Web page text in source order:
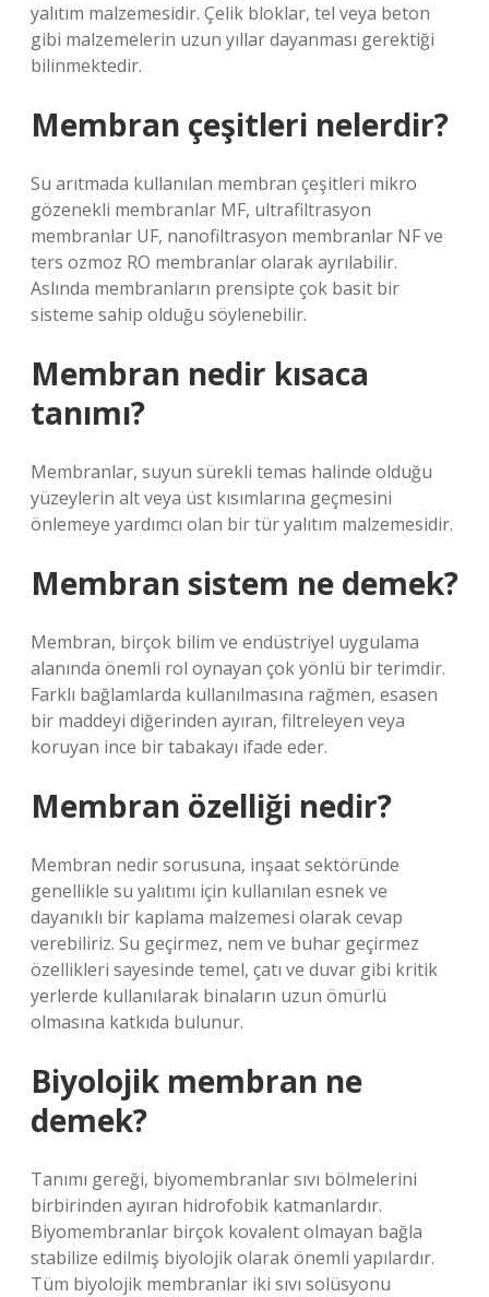
yalıtım malzemesidir. Çelik bloklar, tel veya beton
gibi malzemelerin uzun yıllar dayanması gerektiği
bilinmektedir.
Membran çeşitleri nelerdir?
Su arıtmada kullanılan membran çeşitleri mikro
gözenekli membranlar MF, ultrafiltrasyon
membranlar UF, nanofiltrasyon membranlar NF ve
ters ozmoz RO membranlar olarak ayrılabilir.
Aslında membranların prensipte çok basit bir
sisteme sahip olduğu söylenebilir.
Membran nedir kısaca
tanımı?
Membranlar, suyun sürekli temas halinde olduğu
yüzeylerin alt veya üst kısımlarına geçmesini
önlemeye yardımcı olan bir tür yalıtım malzemesidir.
Membran sistem ne demek?
Membran, birçok bilim ve endüstriyel uygulama
alanında önemli rol oynayan çok yönlü bir terimdir.
Farklı bağlamlarda kullanılmasına rağmen, esasen
bir maddeyi diğerinden ayıran, filtreleyen veya
koruyan ince bir tabakayı ifade eder.
Membran özelliği nedir?
Membran nedir sorusuna, inşaat sektöründe
genellikle su yalıtımı için kullanılan esnek ve
dayanıklı bir kaplama malzemesi olarak cevap
verebiliriz. Su geçirmez, nem ve buhar geçirmez
özellikleri sayesinde temel, çatı ve duvar gibi kritik
yerlerde kullanılarak binaların uzun ömürlü
olmasına katkıda bulunur.
Biyolojik membran ne
demek?
Tanımı gereği, biyomembranlar sıvı bölmelerini
birbirinden ayıran hidrofobik katmanlardır.
Biyomembranlar birçok kovalent olmayan bağla
stabilize edilmiş biyolojik olarak önemli yapılardır.
Tüm biyolojik membranlar iki sıvı solüsyonu